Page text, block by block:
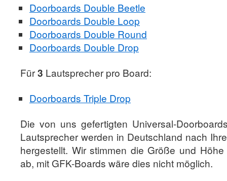
Doorboards Double Beetle
Doorboards Double Loop
Doorboards Double Round
Doorboards Double Drop
Für3 Lautsprecher pro Board:
Doorboards Triple Drop
Die von uns gefertigten Universal-
Lautsprecher werden in Deutschland nach
hergestellt. Wir stimmen die Größe und
ab, mit GFK-Boards wäre dies nicht möglich.